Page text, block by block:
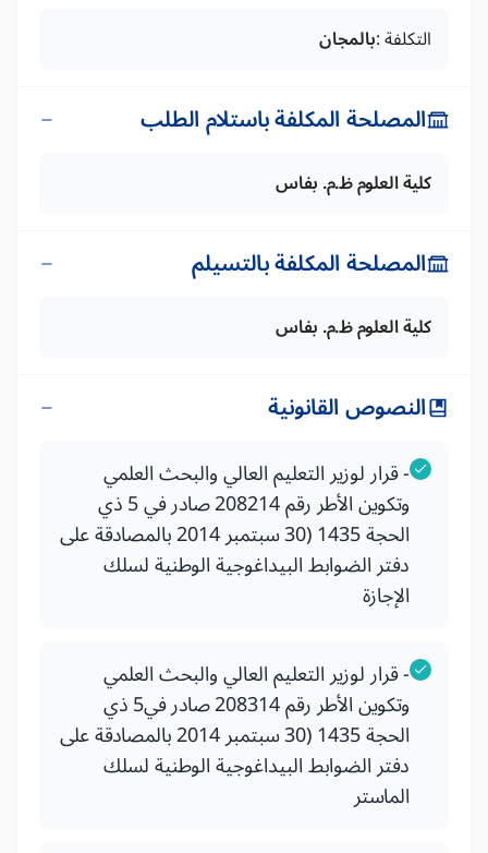
التكلفة :بالمجان
المصلحة المكلفة باستلام الطلب
كلية العلوم ظ.م. بفاس
المصلحة المكلفة بالتسيلم
كلية العلوم ظ.م. بفاس
النصوص القانونية
- قرار لوزير التعليم العالي والبحث العلمي
وتكوين الأطر رقم 208214 صادر في 5 ذي
الحجة 1435 (30 سبتمبر 2014 بالمصادقة على
دفتر الضوابط البيداغوجية الوطنية لسلك
الإجازة
- قرار لوزير التعليم العالي والبحث العلمي
وتكوين الأطر رقم 208314 صادر في5 ذي
الحجة 1435 (30 سبتمبر 2014 بالمصادقة على
دفتر الضوابط البيداغوجية الوطنية لسلك
الماستر